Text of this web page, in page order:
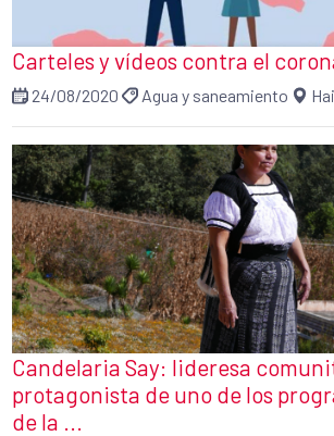
Carteles y vídeos contra el
24/08/2020 Agua y saneamiento
Candelaria Say: lideresa
protagonista de uno de los
de la ...